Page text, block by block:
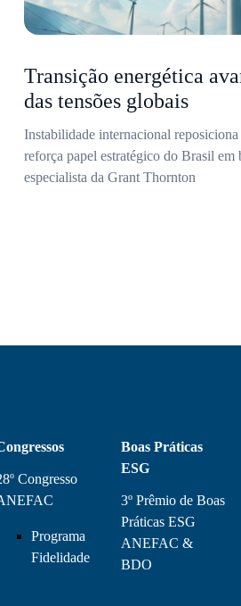
Transição energética
das tensões globais
Instabilidade internacional
reforça papel estratégico do Brasil
especialista da Grant Thornton
Congresso
Programa
Fidelidade
Boas Práticas
ESG
3º Prêmio de Boas
Práticas ESG
ANEFAC &
BDO